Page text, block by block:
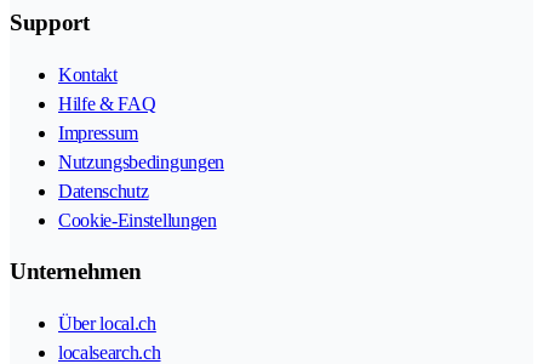
Support
Kontakt
Hilfe & FAQ
Impressum
Nutzungsbedingungen
Datenschutz
Cookie-Einstellungen
Unternehmen
Über local.ch
localsearch.ch